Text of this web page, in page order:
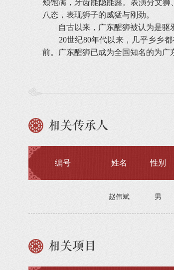
颊饱满，牙齿能隐能露。表演分文
八态，表现狮子的威猛与刚劲。
自古以来，广东醒狮被认为是驱邪
20世纪80年代以来，几乎乡乡都
前。广东醒狮已成为全国知名的为广
相关传承人
编号 姓名 性别
赵伟斌 男
相关项目